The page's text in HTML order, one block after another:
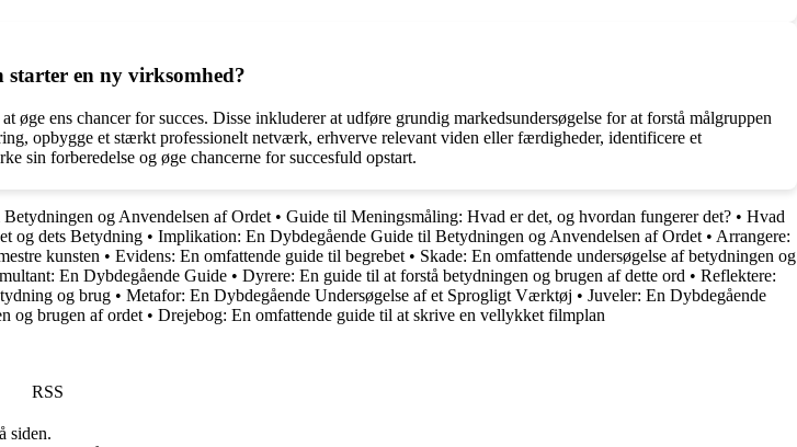
starter en ny virksomhed?
ens chancer for succes. Disse inkluderer at udføre grundig markedsundersøgelse for at forstå målgruppen
opbygge et stærkt professionelt netværk, erhverve relevant viden eller færdigheder, identificere et
sin forberedelse og øge chancerne for succesfuld opstart.
og Anvendelsen af Ordet • Guide til Meningsmåling: Hvad er det, og hvordan fungerer det? • Hvad
og dets Betydning • Implikation: En Dybdegående Guide til Betydningen og Anvendelsen af Ordet • Arrangere:
kunsten • Evidens: En omfattende guide til begrebet • Skade: En omfattende undersøgelse af betydningen og
En Dybdegående Guide • Dyrere: En guide til at forstå betydningen og brugen af dette ord • Reflektere:
og brug • Metafor: En Dybdegående Undersøgelse af et Sprogligt Værktøj • Juveler: En Dybdegående
og brugen af ordet • Drejebog: En omfattende guide til at skrive en vellykket filmplan
RSS
siden.